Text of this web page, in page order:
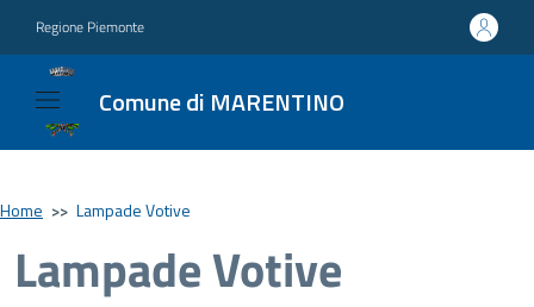
Regione Piemonte
Comune di MARENTINO
Home >> Lampade Votive
Lampade Votive